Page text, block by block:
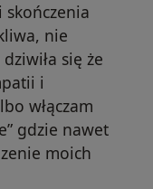
skończenia
nie
się że
i
włączam
gdzie nawet
moich